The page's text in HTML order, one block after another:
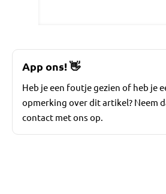
App ons!👋
Heb je een foutje gezien of heb je
opmerking over dit artikel? Neem
contact met ons op.